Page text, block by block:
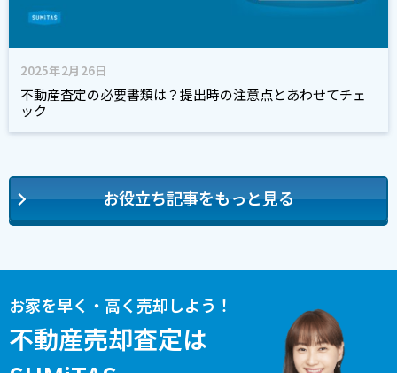
2025年2月26日
不動産査定の必要書類は？提出時の注意点とあわせてチェ
ック
お役立ち記事をもっと見る
お家を早く・高く売却しよう！
不動産売却査定は